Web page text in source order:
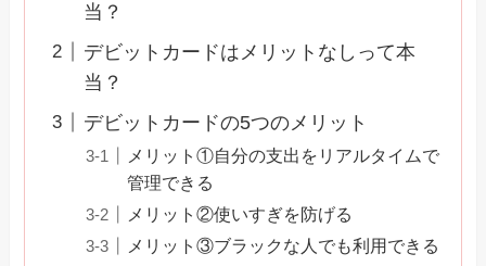
当？
デビットカードはメリットなしって本
当？
デビットカードの5つのメリット
メリット①自分の支出をリアルタイムで
管理できる
メリット②使いすぎを防げる
メリット③ブラックな人でも利用できる